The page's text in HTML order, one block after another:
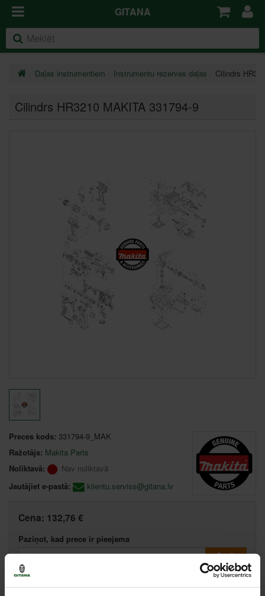
GITANA
Daļas instrumentiem Instrumentu rezerves daļas Cilindrs
Cilindrs HR3210 MAKITA 331794-9
Preces kods: 331794-9_MAK
Ražotājs: Makita Parts
Noliktavā:
Nav noliktavā
Jautājiet e-pastā:
klientu.serviss@gitana.lv
Cena: 132,76 €
Paziņot, kad prece ir pieejama